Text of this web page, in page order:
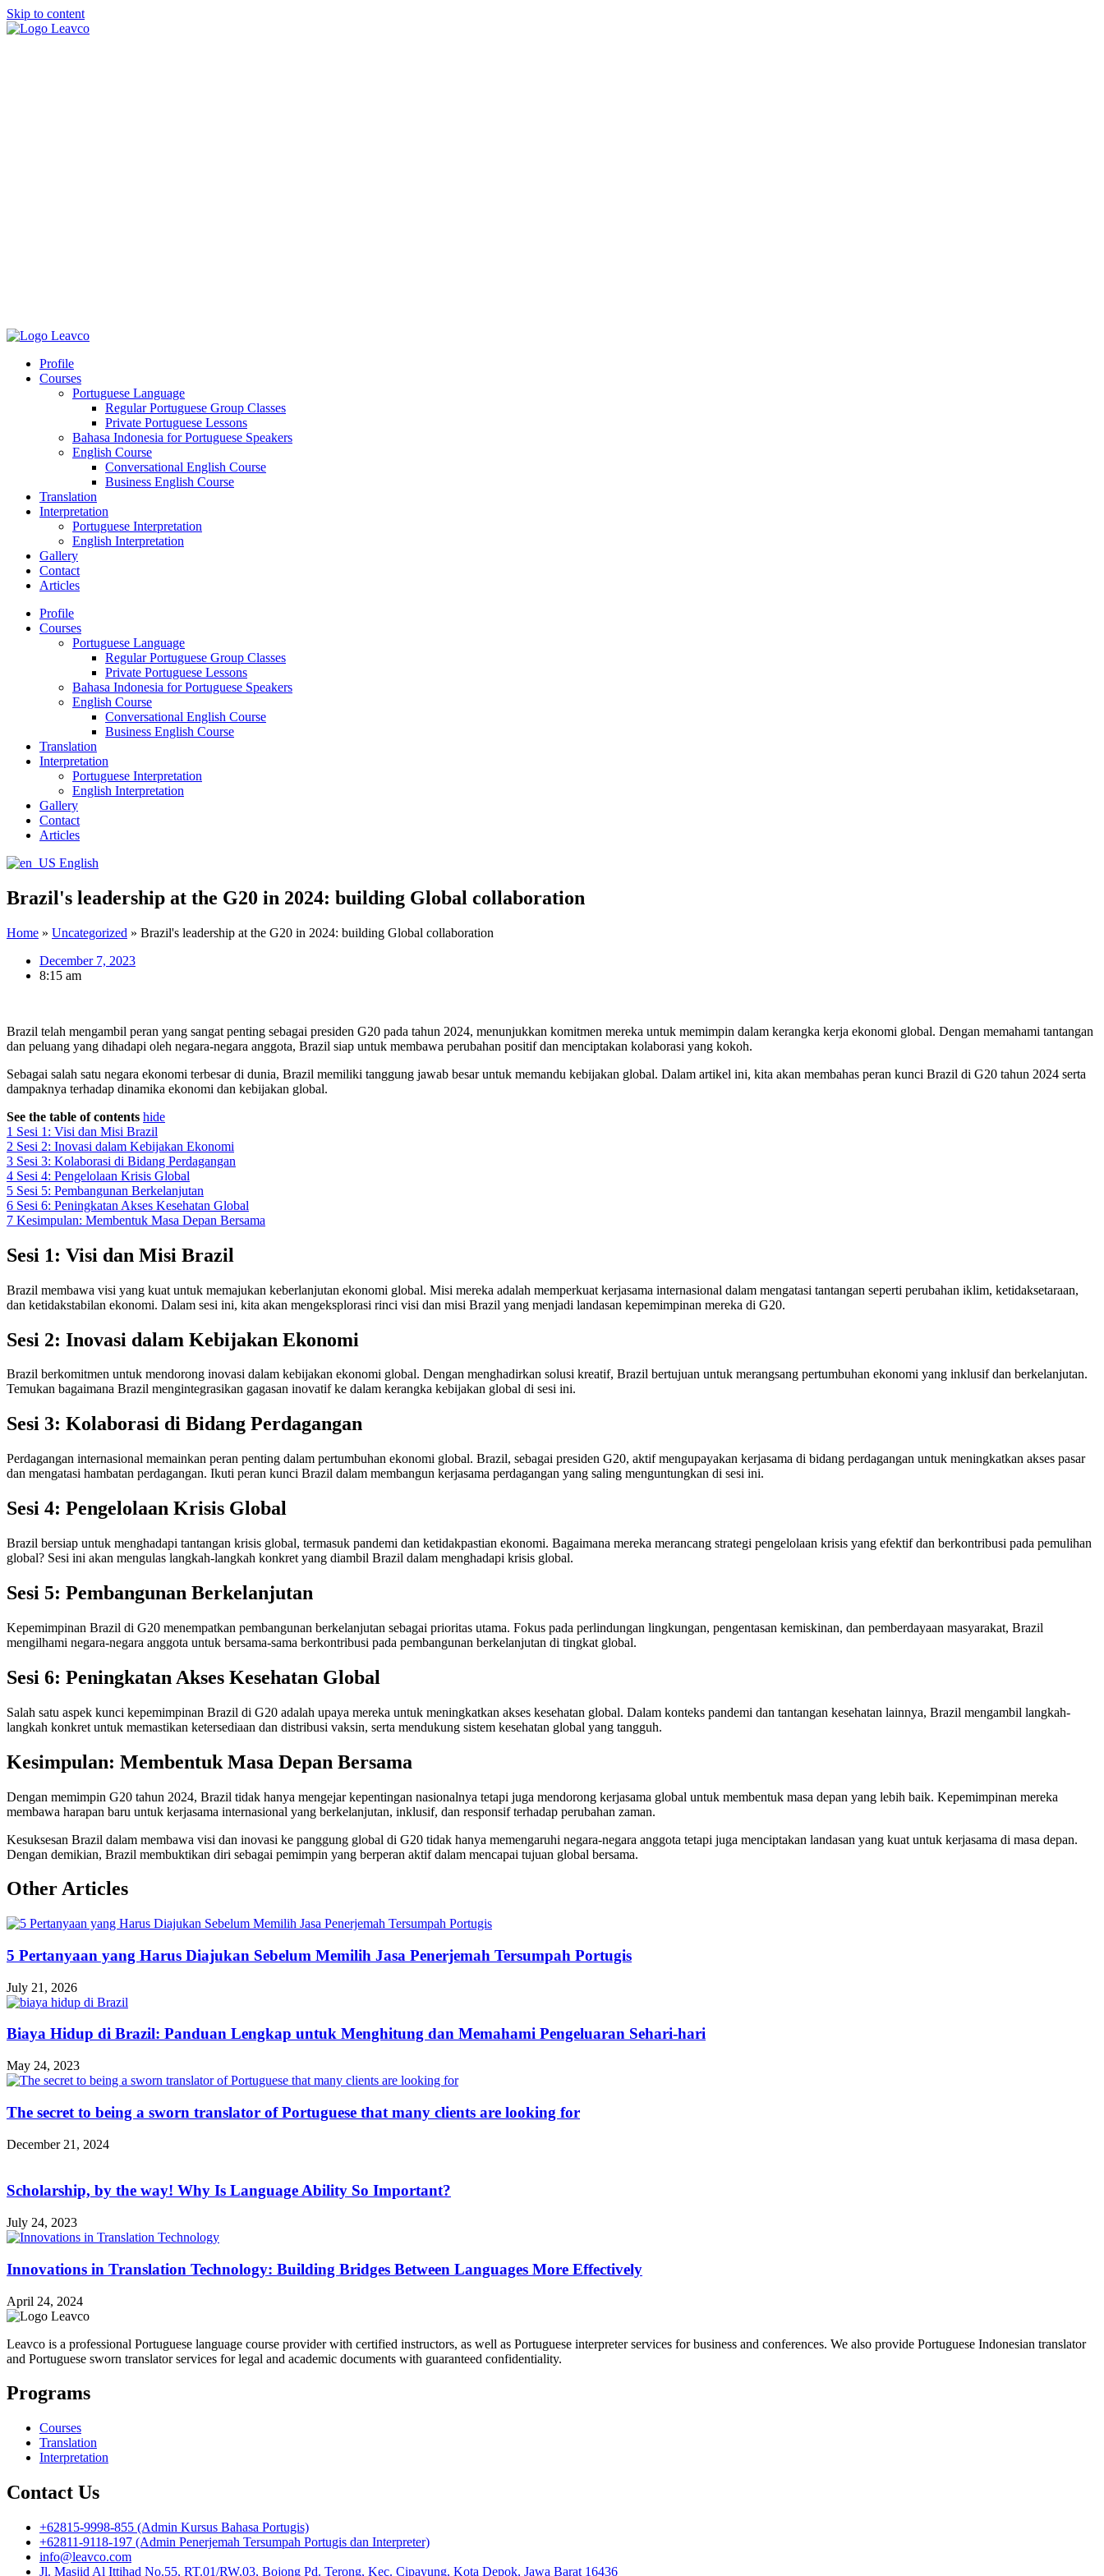
Skip to content
Profile
Courses
Portuguese Language
Regular Portuguese Group Classes
Private Portuguese Lessons
Bahasa Indonesia for Portuguese Speakers
English Course
Conversational English Course
Business English Course
Translation
Interpretation
Portuguese Interpretation
English Interpretation
Gallery
Contact
Articles
Profile
Courses
Portuguese Language
Regular Portuguese Group Classes
Private Portuguese Lessons
Bahasa Indonesia for Portuguese Speakers
English Course
Conversational English Course
Business English Course
Translation
Interpretation
Portuguese Interpretation
English Interpretation
Gallery
Contact
Articles
English
Brazil's leadership at the G20 in 2024: building Global collaboration
Home » Uncategorized » Brazil's leadership at the G20 in 2024: building Global collaboration
December 7, 2023
8:15 am
Brazil telah mengambil peran yang sangat penting sebagai presiden G20 pada tahun 2024, menunjukkan komitmen mereka untuk memimpin dalam kerangka kerja ekonomi global. Dengan memahami tantangan
dan peluang yang dihadapi oleh negara-negara anggota, Brazil siap untuk membawa perubahan positif dan menciptakan kolaborasi yang kokoh.
Sebagai salah satu negara ekonomi terbesar di dunia, Brazil memiliki tanggung jawab besar untuk memandu kebijakan global. Dalam artikel ini, kita akan membahas peran kunci Brazil di G20 tahun 2024 serta
dampaknya terhadap dinamika ekonomi dan kebijakan global.
See the table of contents hide
1 Sesi 1: Visi dan Misi Brazil
2 Sesi 2: Inovasi dalam Kebijakan Ekonomi
3 Sesi 3: Kolaborasi di Bidang Perdagangan
4 Sesi 4: Pengelolaan Krisis Global
5 Sesi 5: Pembangunan Berkelanjutan
6 Sesi 6: Peningkatan Akses Kesehatan Global
7 Kesimpulan: Membentuk Masa Depan Bersama
Sesi 1: Visi dan Misi Brazil
Brazil membawa visi yang kuat untuk memajukan keberlanjutan ekonomi global. Misi mereka adalah memperkuat kerjasama internasional dalam mengatasi tantangan seperti perubahan iklim, ketidaksetaraan,
dan ketidakstabilan ekonomi. Dalam sesi ini, kita akan mengeksplorasi rinci visi dan misi Brazil yang menjadi landasan kepemimpinan mereka di G20.
Sesi 2: Inovasi dalam Kebijakan Ekonomi
Brazil berkomitmen untuk mendorong inovasi dalam kebijakan ekonomi global. Dengan menghadirkan solusi kreatif, Brazil bertujuan untuk merangsang pertumbuhan ekonomi yang inklusif dan berkelanjutan.
Temukan bagaimana Brazil mengintegrasikan gagasan inovatif ke dalam kerangka kebijakan global di sesi ini.
Sesi 3: Kolaborasi di Bidang Perdagangan
Perdagangan internasional memainkan peran penting dalam pertumbuhan ekonomi global. Brazil, sebagai presiden G20, aktif mengupayakan kerjasama di bidang perdagangan untuk meningkatkan akses pasar
dan mengatasi hambatan perdagangan. Ikuti peran kunci Brazil dalam membangun kerjasama perdagangan yang saling menguntungkan di sesi ini.
Sesi 4: Pengelolaan Krisis Global
Brazil bersiap untuk menghadapi tantangan krisis global, termasuk pandemi dan ketidakpastian ekonomi. Bagaimana mereka merancang strategi pengelolaan krisis yang efektif dan berkontribusi pada pemulihan
global? Sesi ini akan mengulas langkah-langkah konkret yang diambil Brazil dalam menghadapi krisis global.
Sesi 5: Pembangunan Berkelanjutan
Kepemimpinan Brazil di G20 menempatkan pembangunan berkelanjutan sebagai prioritas utama. Fokus pada perlindungan lingkungan, pengentasan kemiskinan, dan pemberdayaan masyarakat, Brazil
mengilhami negara-negara anggota untuk bersama-sama berkontribusi pada pembangunan berkelanjutan di tingkat global.
Sesi 6: Peningkatan Akses Kesehatan Global
Salah satu aspek kunci kepemimpinan Brazil di G20 adalah upaya mereka untuk meningkatkan akses kesehatan global. Dalam konteks pandemi dan tantangan kesehatan lainnya, Brazil mengambil langkah-
langkah konkret untuk memastikan ketersediaan dan distribusi vaksin, serta mendukung sistem kesehatan global yang tangguh.
Kesimpulan: Membentuk Masa Depan Bersama
Dengan memimpin G20 tahun 2024, Brazil tidak hanya mengejar kepentingan nasionalnya tetapi juga mendorong kerjasama global untuk membentuk masa depan yang lebih baik. Kepemimpinan mereka
membawa harapan baru untuk kerjasama internasional yang berkelanjutan, inklusif, dan responsif terhadap perubahan zaman.
Kesuksesan Brazil dalam membawa visi dan inovasi ke panggung global di G20 tidak hanya memengaruhi negara-negara anggota tetapi juga menciptakan landasan yang kuat untuk kerjasama di masa depan.
Dengan demikian, Brazil membuktikan diri sebagai pemimpin yang berperan aktif dalam mencapai tujuan global bersama.
Other Articles
5 Pertanyaan yang Harus Diajukan Sebelum Memilih Jasa Penerjemah Tersumpah Portugis
July 21, 2026
Biaya Hidup di Brazil: Panduan Lengkap untuk Menghitung dan Memahami Pengeluaran Sehari-hari
May 24, 2023
The secret to being a sworn translator of Portuguese that many clients are looking for
December 21, 2024
Scholarship, by the way! Why Is Language Ability So Important?
July 24, 2023
Innovations in Translation Technology: Building Bridges Between Languages More Effectively
April 24, 2024
Leavco is a professional Portuguese language course provider with certified instructors, as well as Portuguese interpreter services for business and conferences. We also provide Portuguese Indonesian translator
and Portuguese sworn translator services for legal and academic documents with guaranteed confidentiality.
Programs
Courses
Translation
Interpretation
Contact Us
+62815-9998-855 (Admin Kursus Bahasa Portugis)
+62811-9118-197 (Admin Penerjemah Tersumpah Portugis dan Interpreter)
info@leavco.com
Jl. Masjid Al Ittihad No.55, RT.01/RW.03, Bojong Pd. Terong, Kec. Cipayung, Kota Depok, Jawa Barat 16436